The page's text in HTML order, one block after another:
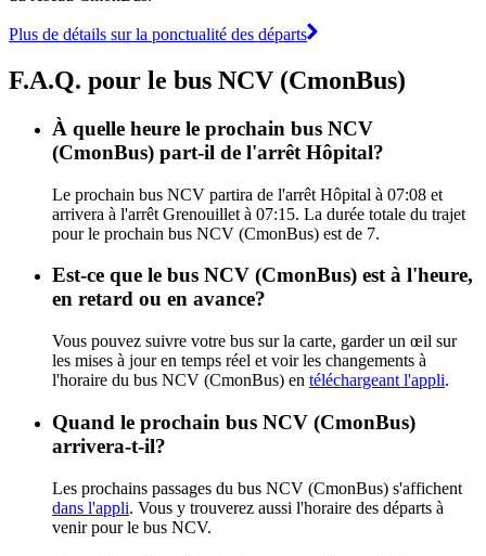
Plus de détails sur la ponctualité des départs
F.A.Q. pour le bus NCV (CmonBus)
À quelle heure le prochain bus NCV
(CmonBus) part-il de l'arrêt Hôpital?
Le prochain bus NCV partira de l'arrêt Hôpital à 07:08 et
arrivera à l'arrêt Grenouillet à 07:15. La durée totale du trajet
pour le prochain bus NCV (CmonBus) est de 7.
Est-ce que le bus NCV (CmonBus) est à l'heure,
en retard ou en avance?
Vous pouvez suivre votre bus sur la carte, garder un œil sur
les mises à jour en temps réel et voir les changements à
l'horaire du bus NCV (CmonBus) en téléchargeant l'appli.
Quand le prochain bus NCV (CmonBus)
arrivera-t-il?
Les prochains passages du bus NCV (CmonBus) s'affichent
dans l'appli. Vous y trouverez aussi l'horaire des départs à
venir pour le bus NCV.